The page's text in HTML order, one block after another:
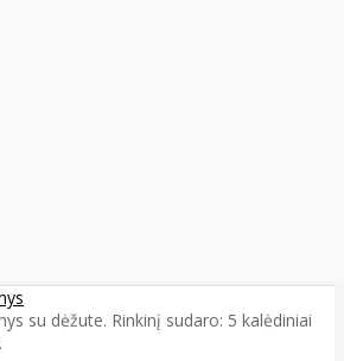
su dėžute. Rinkinį sudaro: 5 kalėdiniai